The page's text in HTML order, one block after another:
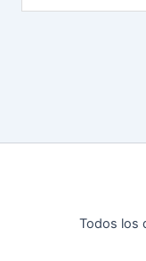
Todos los